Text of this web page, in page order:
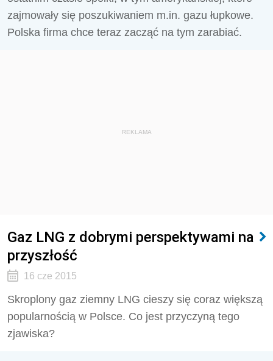
zajmowały się poszukiwaniem m.in. gazu łupkowe.
Polska firma chce teraz zacząć na tym zarabiać.
REKLAMA
Gaz LNG z dobrymi perspektywami na
przyszłość
16 cze 2015
Skroplony gaz ziemny LNG cieszy się coraz większą
popularnością w Polsce. Co jest przyczyną tego
zjawiska?